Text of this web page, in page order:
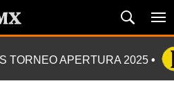
TORNEO APERTURA 2025